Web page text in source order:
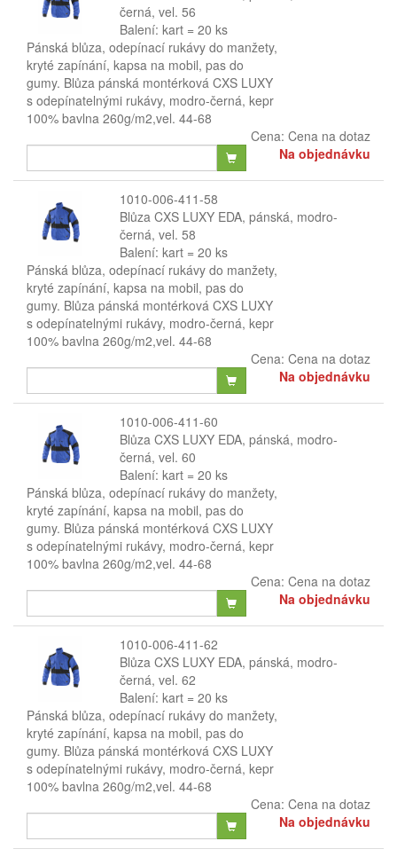
černá, vel. 56
Balení: kart = 20 ks
Pánská blůza, odepínací rukávy do manžety,
kryté zapínání, kapsa na mobil, pas do
gumy. Blůza pánská montérková CXS LUXY
s odepínatelnými rukávy, modro-černá, kepr
100% bavlna 260g/m2,vel. 44-68
Cena: Cena na dotaz
Na objednávku
1010-006-411-58
Blůza CXS LUXY EDA, pánská, modro-
černá, vel. 58
Balení: kart = 20 ks
Pánská blůza, odepínací rukávy do manžety,
kryté zapínání, kapsa na mobil, pas do
gumy. Blůza pánská montérková CXS LUXY
s odepínatelnými rukávy, modro-černá, kepr
100% bavlna 260g/m2,vel. 44-68
Cena: Cena na dotaz
Na objednávku
1010-006-411-60
Blůza CXS LUXY EDA, pánská, modro-
černá, vel. 60
Balení: kart = 20 ks
Pánská blůza, odepínací rukávy do manžety,
kryté zapínání, kapsa na mobil, pas do
gumy. Blůza pánská montérková CXS LUXY
s odepínatelnými rukávy, modro-černá, kepr
100% bavlna 260g/m2,vel. 44-68
Cena: Cena na dotaz
Na objednávku
1010-006-411-62
Blůza CXS LUXY EDA, pánská, modro-
černá, vel. 62
Balení: kart = 20 ks
Pánská blůza, odepínací rukávy do manžety,
kryté zapínání, kapsa na mobil, pas do
gumy. Blůza pánská montérková CXS LUXY
s odepínatelnými rukávy, modro-černá, kepr
100% bavlna 260g/m2,vel. 44-68
Cena: Cena na dotaz
Na objednávku